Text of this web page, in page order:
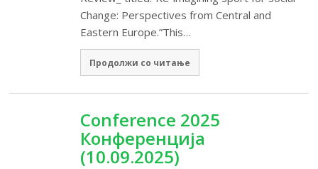
Change: Perspectives from Central and
Eastern Europe.”This…
Продолжи со читање
Conference 2025
Конференција
(10.09.2025)